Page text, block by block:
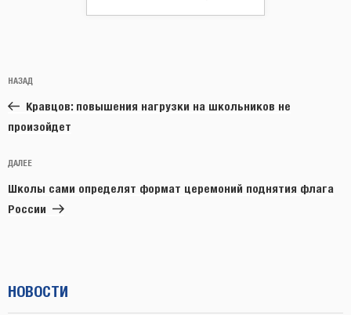
по
записям
Предыдущая
запись:
НАЗАД
Кравцов: повышения нагрузки на школьников не
произойдет
Следующая
запись
ДАЛЕЕ
Школы сами определят формат церемоний поднятия флага
России
НОВОСТИ